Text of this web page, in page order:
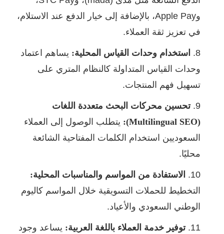
وApple Pay، بالإضافة إلى خيار الدفع عند الاستلام،
في تعزيز ثقة العملاء.
استخدام وحدات القياس المحلية: يساهم اعتماد
وحدات القياس المتداولة كالنظام المتري على
تسهيل فهم المنتجات.
تحسين محركات البحث متعددة اللغات
(Multilingual SEO):
يتطلب الوصول إلى العملاء
السعوديين استخدام الكلمات المفتاحية الشائعة
محليًا.
الاستفادة من المواسم والمناسبات المحلية:
التخطيط للحملات التسويقية خلال المواسم كاليوم
الوطني السعودي والأعياد.
توفير خدمة العملاء باللغة العربية: يساعد وجود